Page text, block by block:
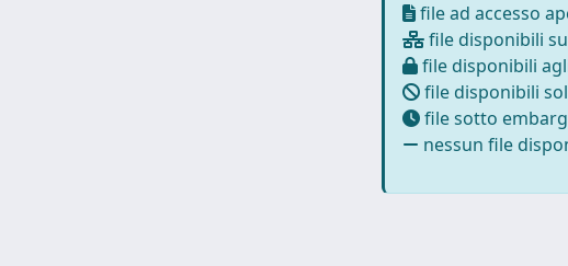
file ad accesso
file disponibili
file disponibili
file disponibili
file sotto
nessun file